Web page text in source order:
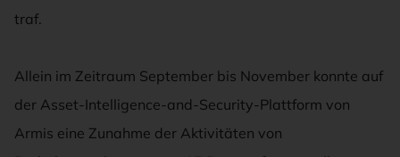
traf.
Allein im Zeitraum September bis November konnte auf
der Asset-Intelligence-and-Security-Plattform von
Armis eine Zunahme der Aktivitäten von